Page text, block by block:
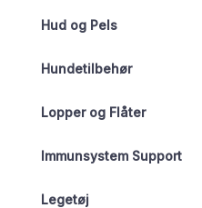
Hud og Pels
Hundetilbehør
Lopper og Flåter
Immunsystem Support
Legetøj